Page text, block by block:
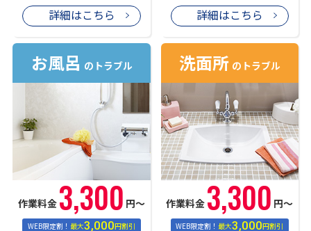
詳細はこちら 詳細はこちら
お風呂 のトラブル
作業料金 3,300 円〜
WEB限定割！最大3,000円割引
洗面所 のトラブル
作業料金 3,300 円〜
WEB限定割！最大3,000円割引